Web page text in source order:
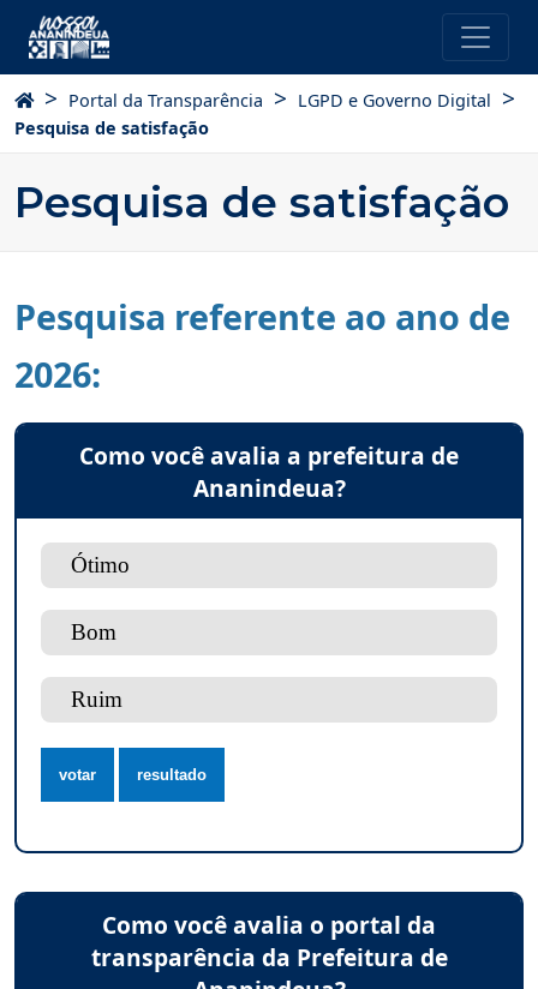
Página Inicial
> Portal da Transparência > LGPD e Governo Digital >
Pesquisa de satisfação
Pesquisa de satisfação
Pesquisa referente ao ano de
2026: